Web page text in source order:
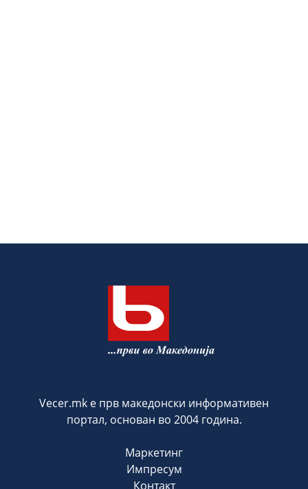
Vecer.mk е прв македонски информативен
портал, основан во 2004 година.
Маркетинг
Импресум
Контакт